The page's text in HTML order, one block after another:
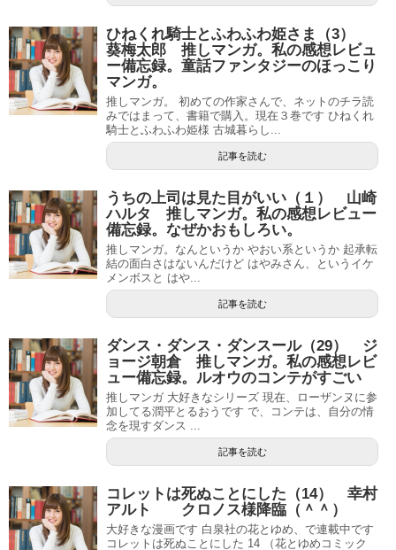
ひねくれ騎士とふわふわ姫さま（3）
葵梅太郎 推しマンガ。私の感想レビュ
ー備忘録。童話ファンタジーのほっこり
マンガ。
推しマンガ。 初めての作家さんで、ネットのチラ読
みではまって、書籍で購入。現在３巻です ひねくれ
騎士とふわふわ姫様 古城暮らし...
記事を読む
うちの上司は見た目がいい（１） 山崎
ハルタ 推しマンガ。私の感想レビュー
備忘録。なぜかおもしろい。
推しマンガ。なんというか やおい系というか 起承転
結の面白さはないんだけど はやみさん、というイケ
メンボスと はや...
記事を読む
ダンス・ダンス・ダンスール（29） ジ
ョージ朝倉 推しマンガ。私の感想レビ
ュー備忘録。ルオウのコンテがすごい
推しマンガ 大好きなシリーズ 現在、ローザンヌに参
加してる潤平とるおうです で、コンテは、自分の情
念を現すダンス ...
記事を読む
コレットは死ぬことにした（14） 幸村
アルト クロノス様降臨（＾＾）
大好きな漫画です 白泉社の花とゆめ、で連載中です
コレットは死ぬことにした 14 （花とゆめコミック